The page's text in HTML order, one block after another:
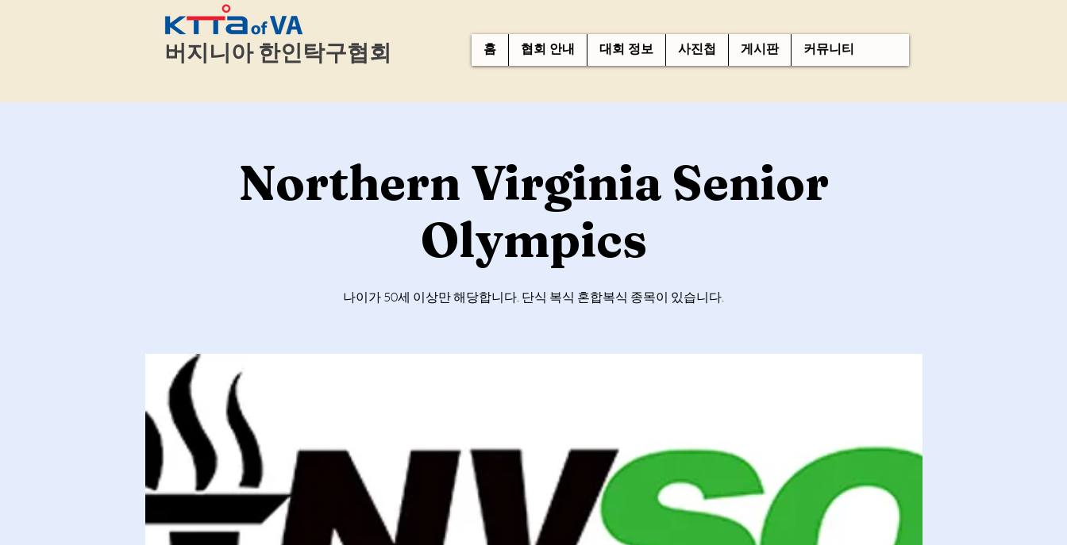
버지니아 한인탁구협회 홈 협회 안내 대회 정보 사진첩 게시판 커뮤니티
Northern Virginia Senior
Olympics
나이가 50세 이상만 해당합니다. 단식 복식 혼합복식 종목이 있습니다.